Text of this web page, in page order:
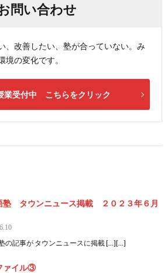
問い合わせ
したい、塾が合っていない。み
境の変化です。
業受付中 こちらをクリック
塾 タウンニュース掲載 ２０２３年６月
の記事が タウンニュースに掲載 […][…]
ァイル③